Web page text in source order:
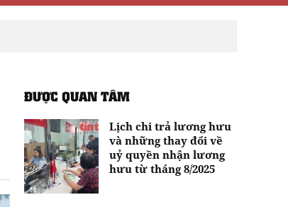
ĐƯỢC QUAN TÂM
Lịch chi trả lương hưu
và những thay đổi về
uỷ quyền nhận lương
hưu từ tháng 8/2025